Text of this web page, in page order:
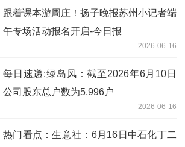
跟着课本游周庄！扬子晚报苏州小记者端
午专场活动报名开启-今日报
2026-06-16
每日速递:绿岛风：截至2026年6月10日
公司股东总户数为5,996户
2026-06-16
热门看点：生意社：6月16日中石化丁二